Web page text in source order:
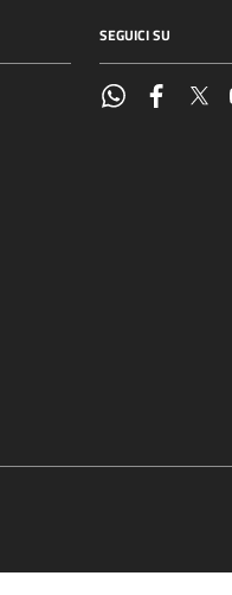
SEGUICI SU